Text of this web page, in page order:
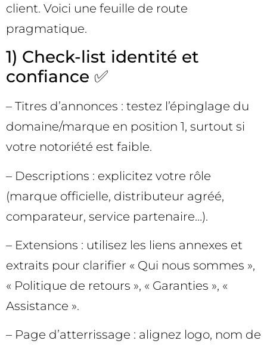
client. Voici une feuille de route
pragmatique.
1) Check-list identité et
confiance ✅
– Titres d’annonces : testez l’épinglage du
domaine/marque en position 1, surtout si
votre notoriété est faible.
– Descriptions : explicitez votre rôle
(marque officielle, distributeur agréé,
comparateur, service partenaire…).
– Extensions : utilisez les liens annexes et
extraits pour clarifier « Qui nous sommes »,
« Politique de retours », « Garanties », «
Assistance ».
– Page d’atterrissage : alignez logo, nom de